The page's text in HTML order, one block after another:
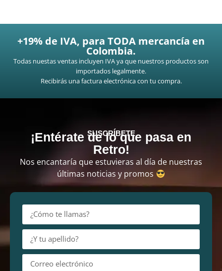
+19% de IVA, para TODA mercancía en
Colombia.
Todas nuestas ventas incluyen IVA ya que nuestros productos son
importados legalmente.
Recibirás una factura electrónica con tu compra.
SUSCRÍBETE
¡Entérate de lo que pasa en
Retro!
Nos encantaría que estuvieras al día de nuestras
últimas noticias y promos